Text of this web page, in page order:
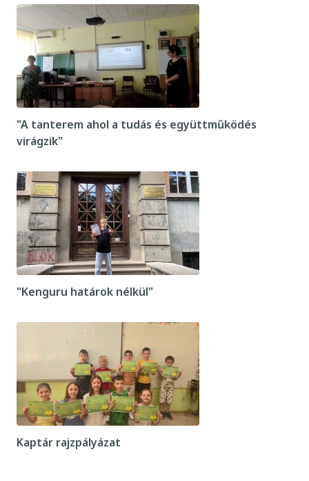
"A tanterem ahol a tudás és együttműködés
virágzik"
"Kenguru határok nélkül"
Kaptár rajzpályázat